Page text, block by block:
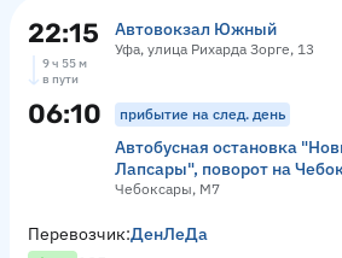
22:15 Автовокзал Южный
Уфа, улица Рихарда Зорге, 13
9 ч 55 м
в пути
06:10 прибытие на след. день
Автобусная остановка
Лапсары", поворот на
Чебоксары, М7
Перевозчик:ДенЛеДа